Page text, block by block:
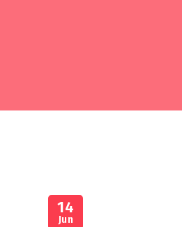
14
Jun